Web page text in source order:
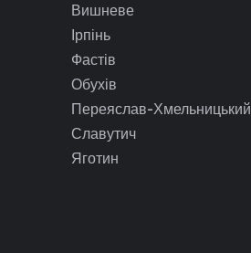
Вишневе
Ірпінь
Фастів
Обухів
Переяслав-Хмельницький
Славутич
Яготин